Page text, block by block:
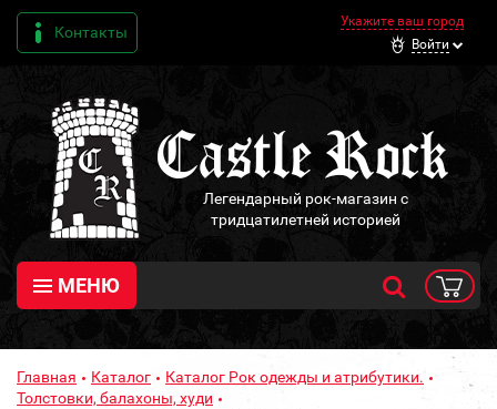
Контакты
Укажите ваш город
Войти
Легендарный рок-магазин с
тридцатилетней историей
МЕНЮ
Главная Каталог
Каталог Рок одежды и атрибутики.
Толстовки, балахоны, худи